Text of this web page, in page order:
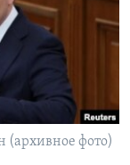
фото)